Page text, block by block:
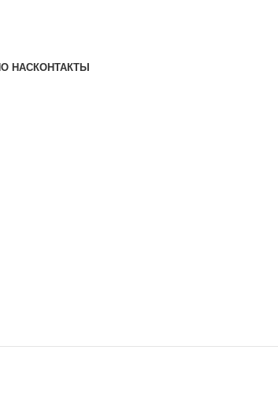
О НАСКОНТАКТЫ